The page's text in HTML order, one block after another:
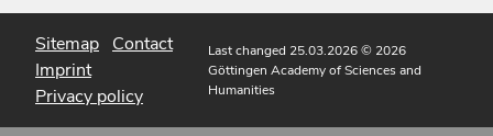
Sitemap Contact
Imprint
Privacy policy
Last changed 25.03.2026© 2026
Göttingen Academy of Sciences and
Humanities